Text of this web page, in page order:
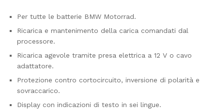
Per tutte le batterie BMW Motorrad.
Ricarica e mantenimento della carica comandati dal
processore.
Ricarica agevole tramite presa elettrica a 12 V o cavo
adattatore.
Protezione contro cortocircuito, inversione di polarità e
sovraccarico.
Display con indicazioni di testo in sei lingue.